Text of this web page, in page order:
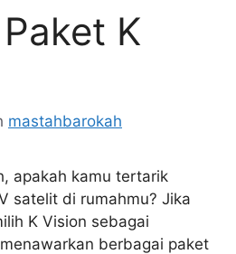
K
mastahbarokah
apakah kamu tertarik
satelit di rumahmu? Jika
K Vision sebagai
berbagai paket